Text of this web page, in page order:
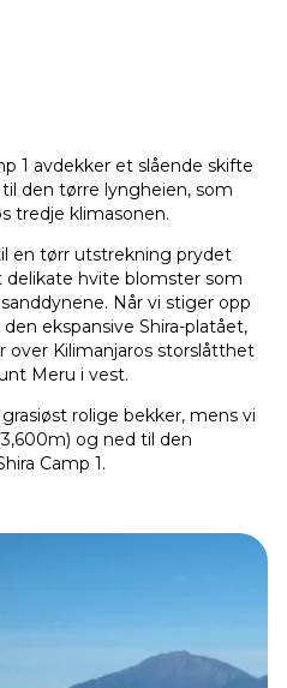
1 avdekker et slående skifte
den tørre lyngheien, som
tredje klimasonen.
en tørr utstrekning prydet
delikate hvite blomster som
Når vi stiger opp
ekspansive Shira-platået,
over Kilimanjaros storslåtthet
Meru i vest.
rolige bekker, mens vi
og ned til den
Camp 1.